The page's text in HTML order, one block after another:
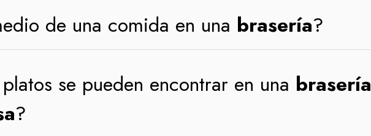
de una comida en una brasería?
se pueden encontrar en una brasería
?